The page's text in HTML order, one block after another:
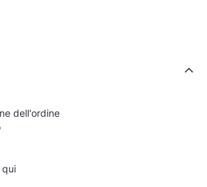
con bordi, sportive e in
I pantaloni sono
jogger, a sigaretta, modelli
con vita elastica o lacci. In
donna può creare un set
dell'ordine
qui